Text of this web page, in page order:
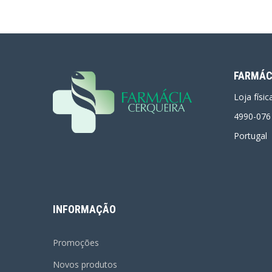
Loja
4990-
Portugal
INFORMAÇÃO
Promoções
Novos produtos